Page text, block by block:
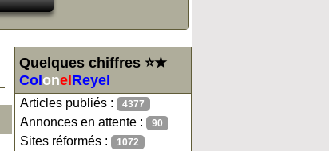
Quelques chiffres ⭐★
Col onel Reyel
Articles publiés : 4377
Annonces en attente : 90
Sites réformés : 1072